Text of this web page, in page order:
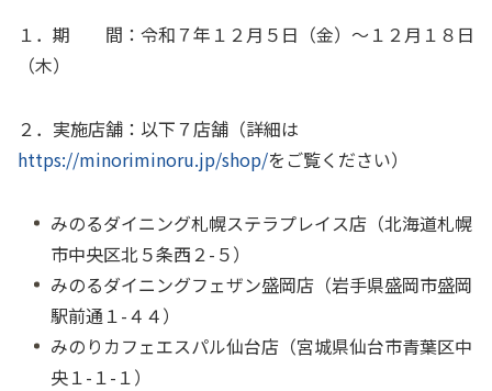
１．期 間：令和７年１２月５日（金）～１２月１８日
（木）
２．実施店舗：以下７店舗（詳細は
https://minoriminoru.jp/shop/をご覧ください）
みのるダイニング札幌ステラプレイス店（北海道札幌
市中央区北５条西２-５）
みのるダイニングフェザン盛岡店（岩手県盛岡市盛岡
駅前通１-４４）
みのりカフェエスパル仙台店（宮城県仙台市青葉区中
央１- １- １）